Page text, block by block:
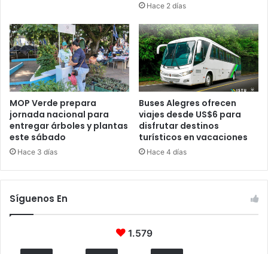
Hace 2 días
MOP Verde prepara
jornada nacional para
entregar árboles y plantas
este sábado
Hace 3 días
Buses Alegres ofrecen
viajes desde US$6 para
disfrutar destinos
turísticos en vacaciones
Hace 4 días
Síguenos En
1.579